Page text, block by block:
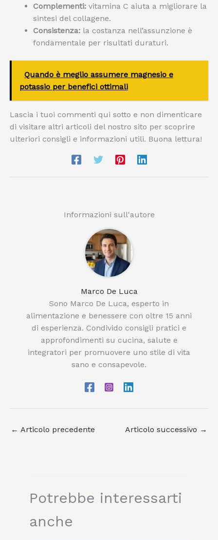
Complementi: vitamina C aiuta a migliorare la
sintesi del collagene.
Consistenza: la costanza nell’assunzione è
fondamentale per risultati duraturi.
Quando è meglio assumere magnesio e
potassio per benefici ottimali
Lascia i tuoi commenti qui sotto e non dimenticare
di visitare altri articoli del nostro sito per scoprire
ulteriori consigli e informazioni utili. Buona lettura!
Informazioni sull'autore
Marco De Luca
Sono Marco De Luca, esperto in
alimentazione e benessere con oltre 15 anni
di esperienza. Condivido consigli pratici e
approfondimenti su cucina, salute e
integratori per promuovere uno stile di vita
sano e consapevole.
← Articolo precedente Articolo successivo →
Potrebbe interessarti
anche